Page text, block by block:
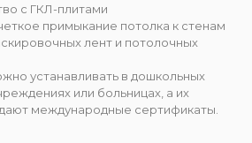
с ГКЛ-плитами
примыкание потолка к стенам
лент и потолочных
устанавливать в дошкольных
или больницах, а их
международные сертификаты.